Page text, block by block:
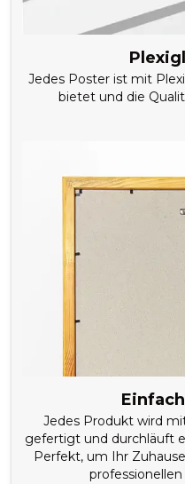
Jedes Poster ist mit
bietet und die
Jedes Produkt wird
gefertigt und durchläuft
Perfekt, um Ihr